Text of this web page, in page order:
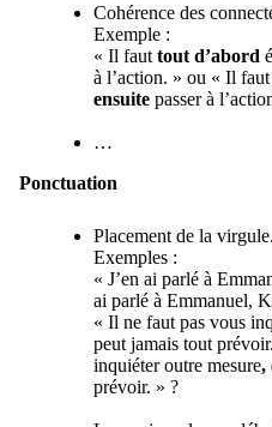
Cohérence des
Exemple :
« Il faut tout d’abord
à l’action. » ou « Il faut
ensuite passer à
…
Ponctuation
Placement de la virgule.
Exemples :
« J’en ai parlé à
ai parlé à Emmanuel,
« Il ne faut pas vous
peut jamais tout
inquiéter outre mesure,
prévoir. » ?